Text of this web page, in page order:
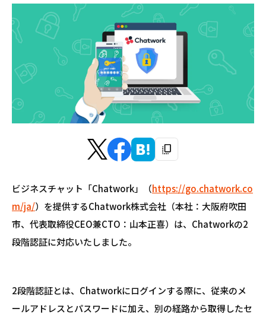
ビジネスチャット「Chatwork」（https://go.chatwork.co
m/ja/）を提供するChatwork株式会社（本社：大阪府吹田
市、代表取締役CEO兼CTO：山本正喜）は、Chatworkの2
段階認証に対応いたしました。
2段階認証とは、Chatworkにログインする際に、従来のメ
ールアドレスとパスワードに加え、別の経路から取得したセ